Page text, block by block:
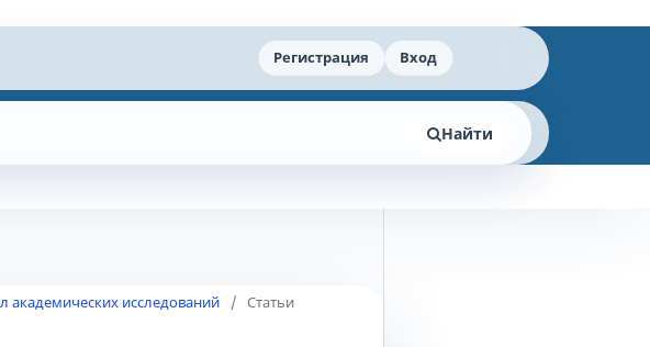
Регистрация Вход
Найти
академических исследований / Статьи